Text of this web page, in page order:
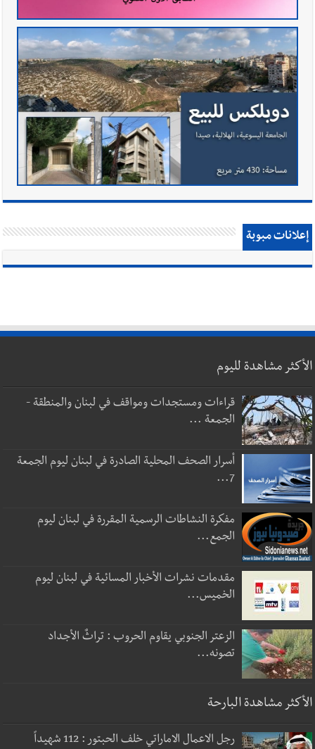
إعلانات مبوبة
الأكثر مشاهدة لليوم
قراءات ومستجدات ومواقف في لبنان والمنطقة -
الجمعة ...
أسرار الصحف المحلية الصادرة في لبنان ليوم الجمعة
7...
مفكرة النشاطات الرسمية المقررة في لبنان ليوم
الجمع...
مقدمات نشرات الأخبار المسائية في لبنان ليوم
الخميس...
الزعتر الجنوبي يقاوم الحروب : تراثٌ الأجداد
تصونه...
الأكثر مشاهدة البارحة
رجل الاعمال الاماراتي خلف الحبتور : 112 شهيداً